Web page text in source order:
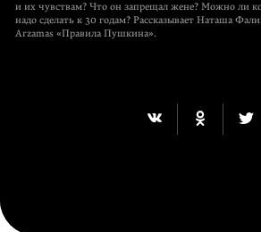
и их чувствам? Что он запрещал жене? Можно ли
надо сделать к 30 годам? Рассказывает Наташа
Arzamas «Правила Пушкина».